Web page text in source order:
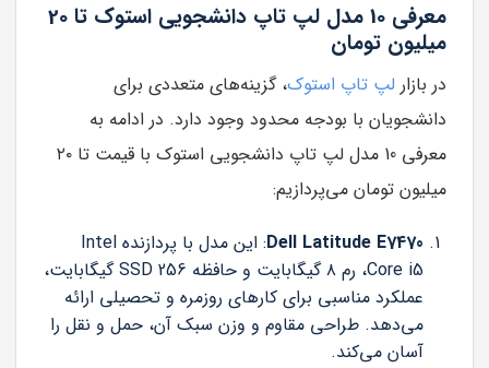
معرفی 10 مدل لپ تاپ دانشجویی استوک تا 20
میلیون تومان
در بازار لپ تاپ استوک، گزینه‌های متعددی برای
دانشجویان با بودجه محدود وجود دارد. در ادامه به
معرفی 10 مدل لپ تاپ دانشجویی استوک با قیمت تا ۲۰
میلیون تومان می‌پردازیم:
Dell Latitude E7470
: این مدل با پردازنده Intel
Core i5، رم ۸ گیگابایت و حافظه SSD 256 گیگابایت،
عملکرد مناسبی برای کارهای روزمره و تحصیلی ارائه
می‌دهد. طراحی مقاوم و وزن سبک آن، حمل و نقل را
آسان می‌کند.